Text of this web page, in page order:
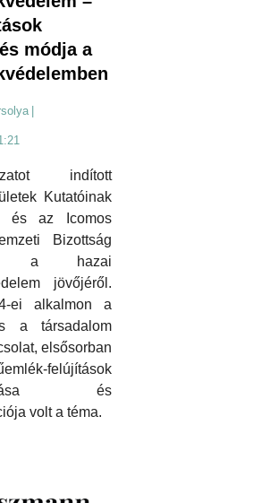
módja a
indított
Kutatóinak
és az Icomos
Bizottság
a hazai
jövőjéről.
ei alkalmon a
a társadalom
elsősorban
felújítások
és
volt a téma.